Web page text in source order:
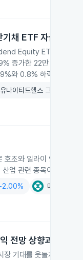
채 ETF 자금유입
Equity
증가한 22만 단위가
와 0.8% 하락했습니다.
유나이티드헬스 그룹
와 일라이 릴리의
관련 종목이 강세를
-2.00% 머크
전망 상향과 주가
장 기대를 웃돌자 2026